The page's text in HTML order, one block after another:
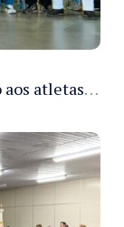
Prefeitura de Manaus amplia apoio aos atletas de 100 para 150 beneficiados a partir do próximo ano